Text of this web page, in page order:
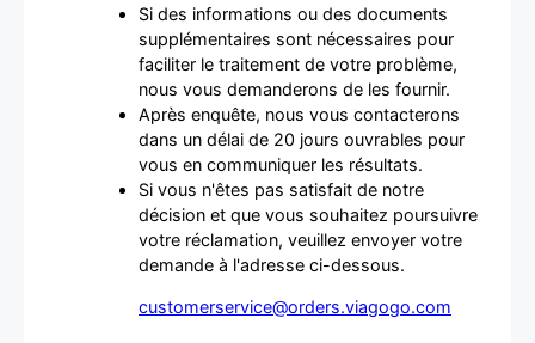
Si des informations ou des documents
supplémentaires sont nécessaires pour
faciliter le traitement de votre problème,
nous vous demanderons de les fournir.
Après enquête, nous vous contacterons
dans un délai de 20 jours ouvrables pour
vous en communiquer les résultats.
Si vous n'êtes pas satisfait de notre
décision et que vous souhaitez poursuivre
votre réclamation, veuillez envoyer votre
demande à l'adresse ci-dessous.
customerservice@orders.viagogo.com